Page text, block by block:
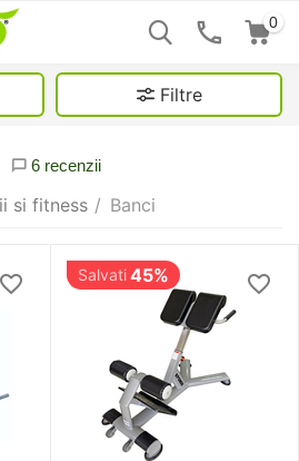
0
Filtre
6 recenzii
si fitness / Banci
Salvati 45%